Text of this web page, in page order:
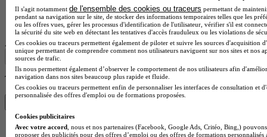
Unité de formation et de recherche
Voir l’établissement
Afficher plus de résultats
Trouve ton DU en 1 min avec Diplomeo !
Il s'agit notamment de l'ensemble des cookies ou traceurs permettant de
pendant sa navigation sur le site, de stocker des informations temporaires telles que les
ou les offres vues, gérer les processus d'identification de l'utilisateur, vérifier s'il est
la sécurité du site web en détectant les tentatives d'accès frauduleux ou les violations de
Ces cookies ou traceurs permettent également de piloter et suivre les sources d'acquisition
unique permettant de comprendre comment nos utilisateurs naviguent sur nos sites et nos
sources de trafic.
Ils nous permettent également d’observer le comportement de nos utilisateurs afin
navigation dans nos sites beaucoup plus rapide et fluide.
Ces cookies ou traceurs permettent enfin de personnaliser les interfaces de consultation et
personnalisée des offres d'emploi ou de formations proposées.
Cookies publicitaires
Avec votre accord , nous et nos partenaires (Facebook, Google Ads, Critéo, Bing,)
proposer des publicités pour des offres d’emploi ou des offres de formations